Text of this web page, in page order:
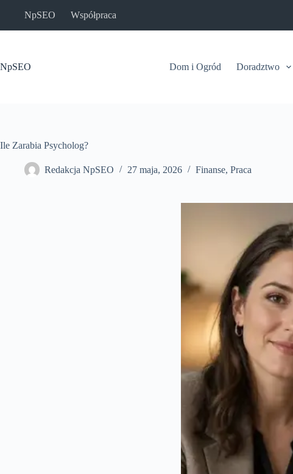
NpSEO Współpraca
NpSEO Dom i Ogród Doradztwo
Ile Zarabia Psycholog?
Redakcja NpSEO 27 maja, 2026 Finanse, Praca